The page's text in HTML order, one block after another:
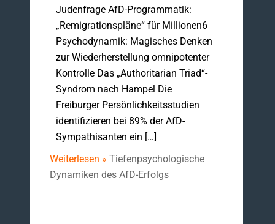
Judenfrage AfD-Programmatik:
„Remigrationspläne“ für Millionen6
Psychodynamik: Magisches Denken
zur Wiederherstellung omnipotenter
Kontrolle Das „Authoritarian Triad“-
Syndrom nach Hampel Die
Freiburger Persönlichkeitsstudien
identifizieren bei 89% der AfD-
Sympathisanten ein […]
Weiterlesen » Tiefenpsychologische
Dynamiken des AfD-Erfolgs